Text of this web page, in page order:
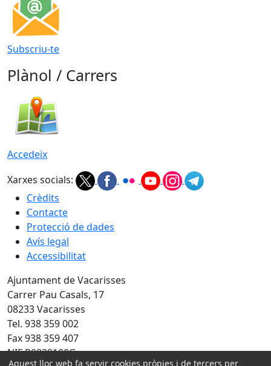
Subscriu-te
Plànol / Carrers
Accedeix
Xarxes socials:
Crèdits
Contacte
Protecció de dades
Avís legal
Accessibilitat
Ajuntament de Vacarisses
Carrer Pau Casals, 17
08233 Vacarisses
Tel. 938 359 002
Fax 938 359 407
NIF P0829100G
Aquest lloc web fa servir cookies pròpies i de tercers per